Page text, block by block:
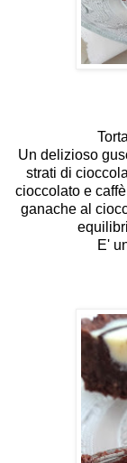
Un delizioso
strati di
cioccolato e
ganache al
E'